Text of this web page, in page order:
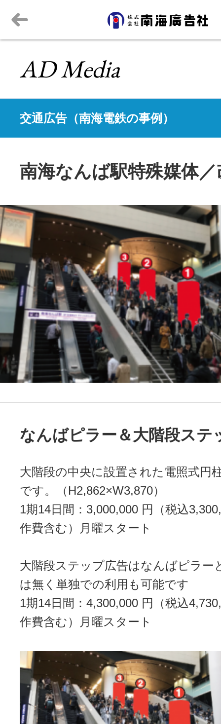
AD Media
交通広告（南海電鉄の事例）
南海なんば駅特殊媒体
なんばピラー＆大階段ステ
大階段の中央に設置された電照式円
です。（H2,862×W3,870）
1期14日間：3,000,000 円（税込
作費含む）月曜スタート
大階段ステップ広告はなんばピラー
は無く単独での利用も可能です
1期14日間：4,300,000 円（税込
作費含む）月曜スタート